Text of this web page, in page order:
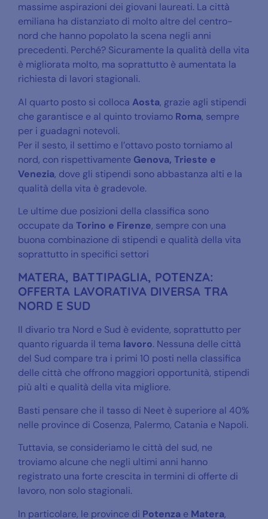
massime aspirazioni dei giovani laureati. La città
emiliana ha distanziato di molto altre del centro-
nord che hanno popolato la scena negli anni
precedenti. Perché? Sicuramente la qualità della vita
è migliorata molto, ma soprattutto è aumentata la
richiesta di lavori stagionali.
Al quarto posto si colloca Aosta, grazie agli stipendi
che garantisce e al quinto troviamo Roma, sempre
per i guadagni notevoli.
Per il sesto, il settimo e l’ottavo posto torniamo al
nord, con rispettivamente Genova, Trieste e
Venezia, dove gli stipendi sono abbastanza alti e la
qualità della vita è gradevole.
Le ultime due posizioni della classifica sono
occupate da Torino e Firenze, sempre con una
buona combinazione di stipendi e qualità della vita
soprattutto in specifici settori
MATERA, BATTIPAGLIA, POTENZA:
OFFERTA LAVORATIVA DIVERSA TRA
NORD E SUD
Il divario tra Nord e Sud è evidente, soprattutto per
quanto riguarda il tema lavoro. Nessuna delle città
del Sud compare tra i primi 10 posti nella classifica
delle città che offrono maggiori opportunità, stipendi
più alti e qualità della vita migliore.
Basti pensare che il tasso di Neet è superiore al 40%
nelle province di Cosenza, Palermo, Catania e Napoli.
Tuttavia, se consideriamo le città del sud, ne
troviamo alcune che negli ultimi anni hanno
registrato una forte crescita in termini di offerte di
lavoro, non solo stagionali.
In particolare, le province di Potenza e Matera,